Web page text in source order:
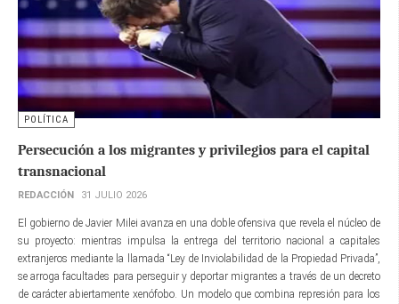
POLÍTICA
Persecución a los migrantes y privilegios para el capital
transnacional
REDACCIÓN 31 JULIO 2026
El gobierno de Javier Milei avanza en una doble ofensiva que revela el núcleo de
su proyecto: mientras impulsa la entrega del territorio nacional a capitales
extranjeros mediante la llamada “Ley de Inviolabilidad de la Propiedad Privada”,
se arroga facultades para perseguir y deportar migrantes a través de un decreto
de carácter abiertamente xenófobo. Un modelo que combina represión para los